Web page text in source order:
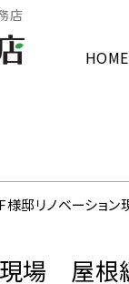
店
HOME
F様邸リノベーショ
現場 屋根